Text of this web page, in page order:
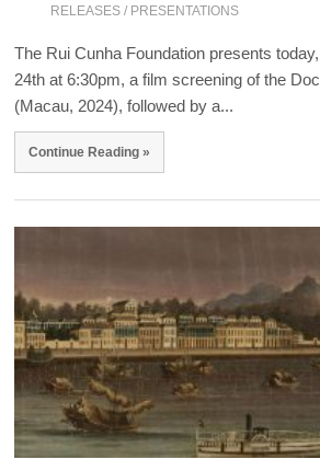
RELEASES / PRESENTATIONS
The Rui Cunha Foundation presents
24th at 6:30pm, a film screening of the
(Macau, 2024), followed by a...
Continue Reading »